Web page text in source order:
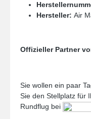
Hersteller: Air
Offizieller Partner
Sie wollen ein paar
Sie den Stellplatz für
Rundflug bei